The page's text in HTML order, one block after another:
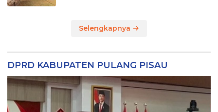
Selengkapnya
DPRD KABUPATEN PULANG PISAU